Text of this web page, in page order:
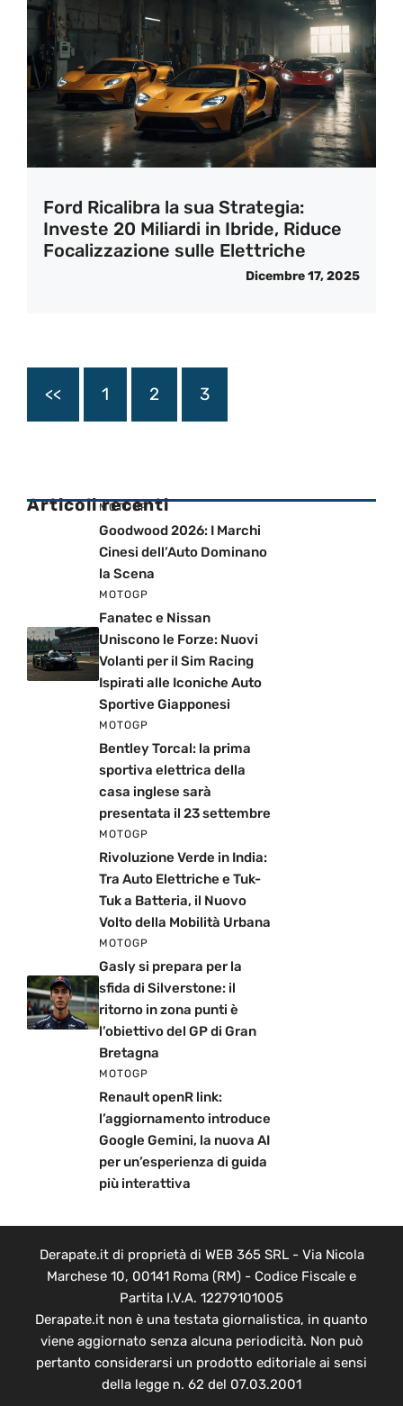
Ford Ricalibra la sua Strategia:
Investe 20 Miliardi in Ibride, Riduce
Focalizzazione sulle Elettriche
Dicembre 17, 2025
<< 1 2 3
Articoli recenti
MOTOGP
Goodwood 2026: I Marchi
Cinesi dell’Auto Dominano
la Scena
MOTOGP
Fanatec e Nissan
Uniscono le Forze: Nuovi
Volanti per il Sim Racing
Ispirati alle Iconiche Auto
Sportive Giapponesi
MOTOGP
Bentley Torcal: la prima
sportiva elettrica della
casa inglese sarà
presentata il 23 settembre
MOTOGP
Rivoluzione Verde in India:
Tra Auto Elettriche e Tuk-
Tuk a Batteria, il Nuovo
Volto della Mobilità Urbana
MOTOGP
Gasly si prepara per la
sfida di Silverstone: il
ritorno in zona punti è
l’obiettivo del GP di Gran
Bretagna
MOTOGP
Renault openR link:
l’aggiornamento introduce
Google Gemini, la nuova AI
per un’esperienza di guida
più interattiva
Derapate.it di proprietà di WEB 365 SRL - Via Nicola
Marchese 10, 00141 Roma (RM) - Codice Fiscale e
Partita I.V.A. 12279101005
Derapate.it non è una testata giornalistica, in quanto
viene aggiornato senza alcuna periodicità. Non può
pertanto considerarsi un prodotto editoriale ai sensi
della legge n. 62 del 07.03.2001